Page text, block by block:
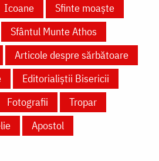
Icoane
Sfinte moaște
Sfântul Munte Athos
Articole despre sărbătoare
Editorialiștii Bisericii
Fotografii
Tropar
Apostol